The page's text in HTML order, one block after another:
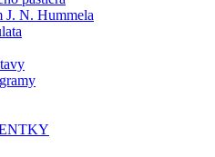
J. N. Hummela